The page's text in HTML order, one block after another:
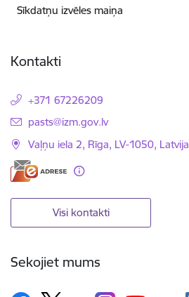
Sīkdatņu izvēles maiņa
Kontakti
+371 67226209
E-pasts:
pasts@izm.gov.lv
Vaļņu iela 2, Rīga, LV-1050, Latvija
Visi kontakti
Sekojiet mums